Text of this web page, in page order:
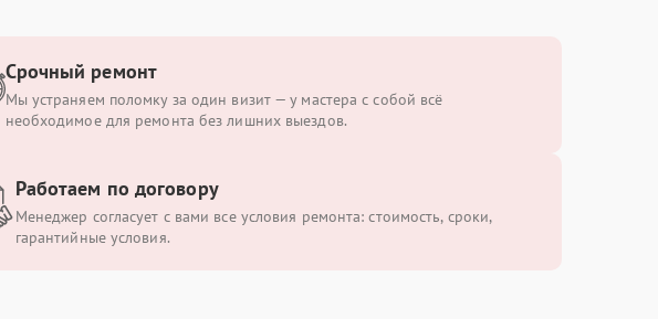
Срочный ремонт
Мы устраняем поломку за один визит — у мастера с собой всё
необходимое для ремонта без лишних выездов.
Работаем по договору
Менеджер согласует с вами все условия ремонта: стоимость, сроки,
гарантийные условия.